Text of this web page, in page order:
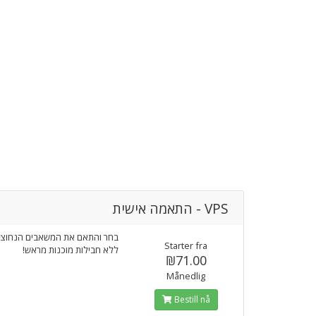
VPS - התאמה אישית
בחר והתאם את המשאבים
ללא חבילות מוכנות מראש!
Starter fra
₪71.00
Månedlig
Bestill nå